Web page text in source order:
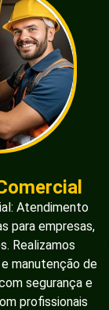
Atendimento
para empresas,
Realizamos
manutenção de
segurança e
profissionais